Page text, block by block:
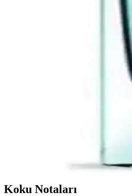
Armani Code Homme EDT, oryantal-
Kenzo Homme Marine EDT
Kenzo Homme Marine EDT, 110 ml,
Odunsu Parfümlerin Kişisel
Odunsu parfümler, kalıcılıkları ve
Farmasi Baoli EDP 90 ml erkek
Koku Notaları